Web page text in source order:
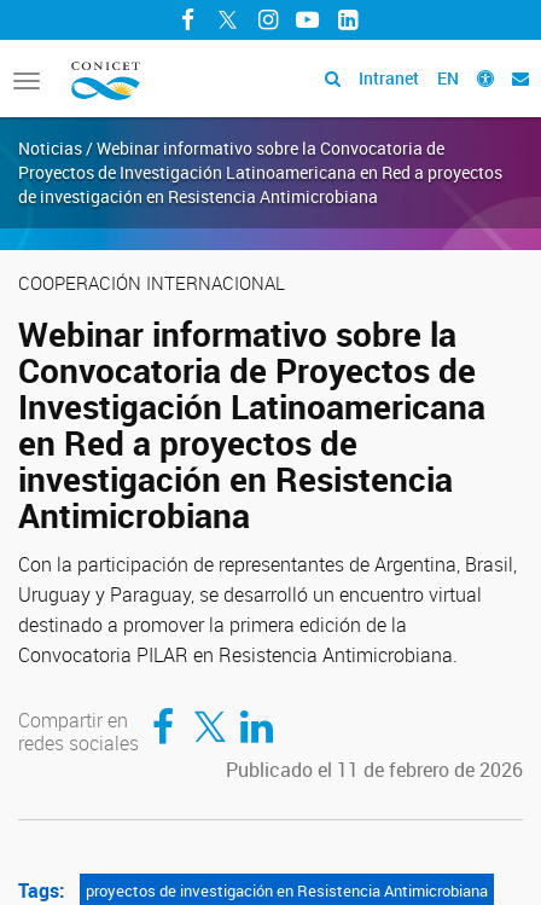
Facebook
TwitterInstagram
YouTubeLinkedIn
Toggle
navigation
Intranet EN
Noticias / Webinar informativo sobre la Convocatoria de
Proyectos de Investigación Latinoamericana en Red a proyectos
de investigación en Resistencia Antimicrobiana
COOPERACIÓN INTERNACIONAL
Webinar informativo sobre la
Convocatoria de Proyectos de
Investigación Latinoamericana
en Red a proyectos de
investigación en Resistencia
Antimicrobiana
Con la participación de representantes de Argentina, Brasil,
Uruguay y Paraguay, se desarrolló un encuentro virtual
destinado a promover la primera edición de la
Convocatoria PILAR en Resistencia Antimicrobiana.
Compartir en
redes sociales
Compartir en Facebook
Compartir en TwitterCompartir en LinkedIn
Publicado el 11 de febrero de 2026
Tags:
proyectos de investigación en Resistencia Antimicrobiana